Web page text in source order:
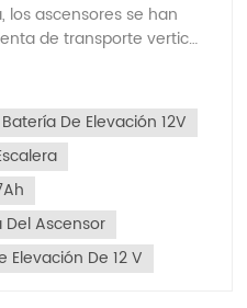
los ascensores se han
de transporte vertical
ascensores depende
eléctrico estable.
de energía o ocurre
de respaldo para los
importantes.
de las baterías de
sus ciclos de
si es necesario
Batería De Elevación 12V
Del Ascensor
Elevación De 12 V